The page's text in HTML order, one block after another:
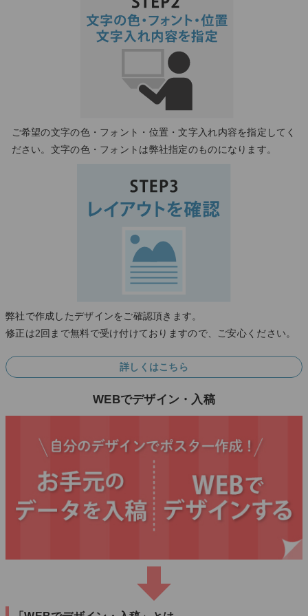
ご希望の文字の色・フォント・位置・文字入れ内容を指定してく
ださい。文字の色・フォントは弊社指定のものになります。
弊社で作成したデザインをご確認頂きます。
修正は2回まで無料で受け付けておりますので、ご安心ください。
詳しくはこちら
WEBでデザイン・入稿